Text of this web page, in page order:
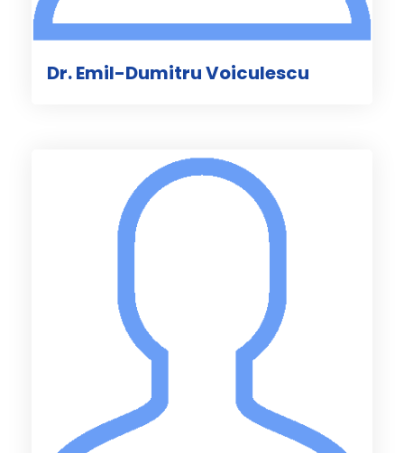
Dr. Emil-Dumitru Voiculescu